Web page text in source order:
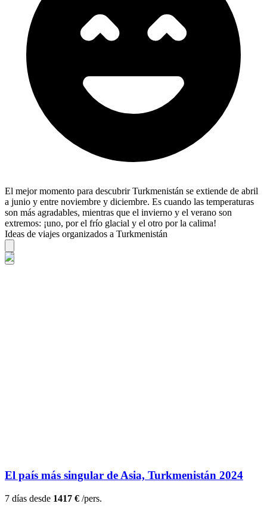
El mejor momento para descubrir Turkmenistán ​​se extiende de abril
a junio y entre noviembre y diciembre. Es cuando las temperaturas
son más agradables, mientras que el invierno y el verano son
extremos: ¡uno, por el frío glacial y el otro por la calima!
Ideas de viajes organizados a Turkmenistán
El país más singular de Asia, Turkmenistán 2024
7 días desde 1417 € /pers.